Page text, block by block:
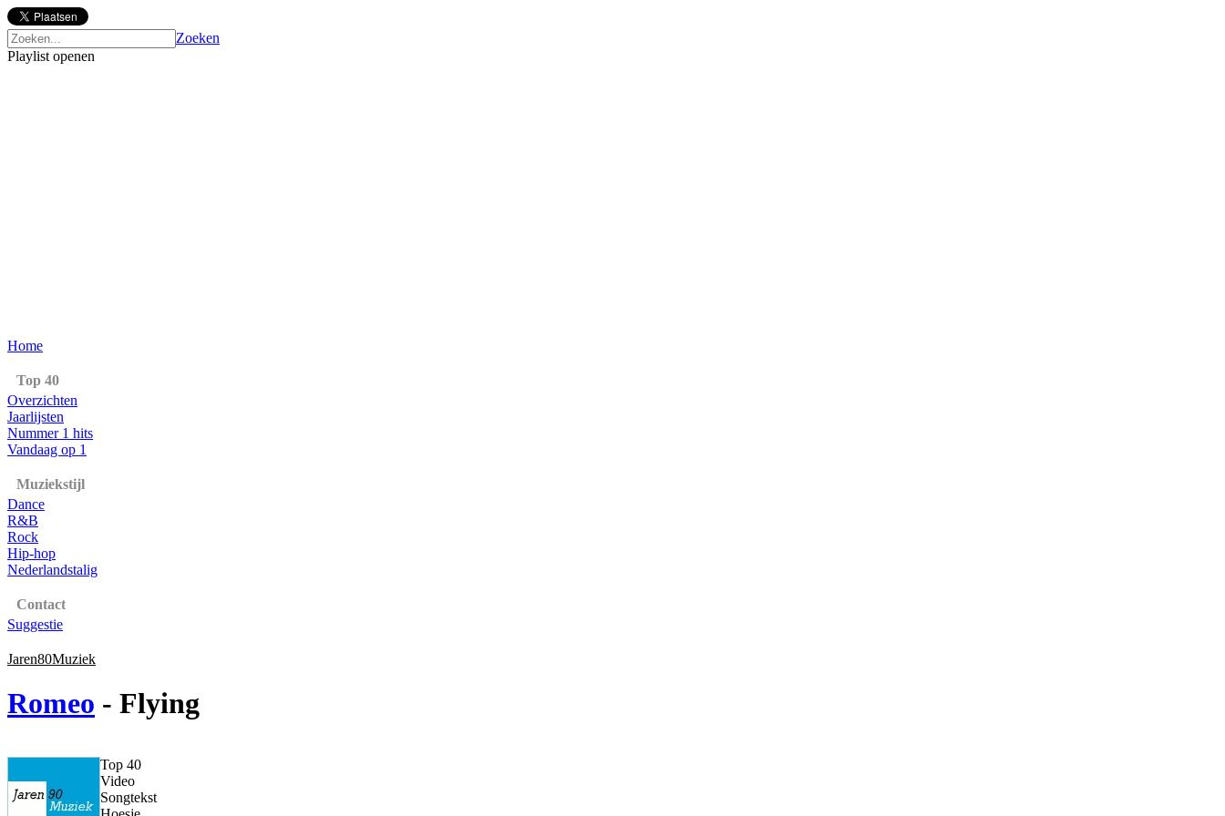
Zoeken
Playlist openen
Home
Top 40
Overzichten
Jaarlijsten
Nummer 1 hits
Vandaag op 1
Muziekstijl
Dance
R&B
Rock
Hip-hop
Nederlandstalig
Contact
Suggestie
Jaren80Muziek
Romeo - Flying
Top 40
Video
Songtekst